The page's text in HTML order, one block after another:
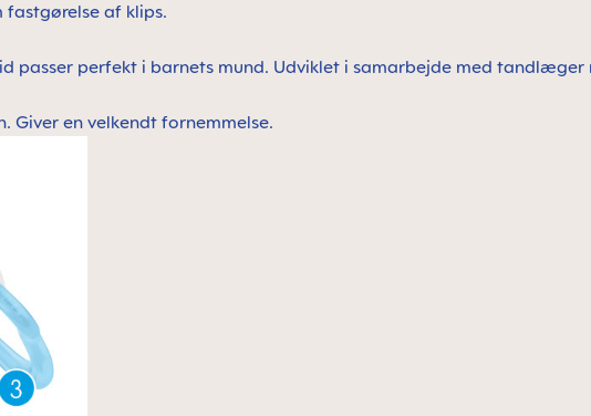
af klips.
passer perfekt i barnets mund. Udviklet i samarbejde med
en velkendt fornemmelse.